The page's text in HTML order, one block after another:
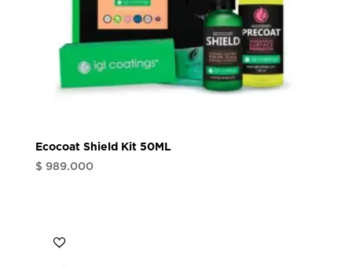
Ecocoat Shield Kit 50ML
$ 989.000